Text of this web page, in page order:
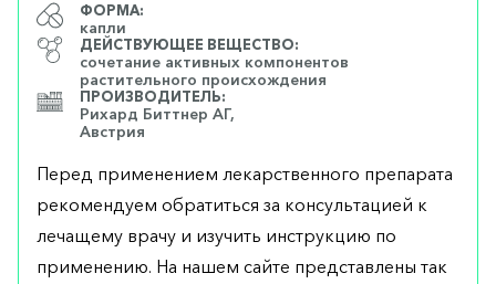
ФОРМА:
капли
ДЕЙСТВУЮЩЕЕ ВЕЩЕСТВО:
сочетание активных компонентов
растительного происхождения
ПРОИЗВОДИТЕЛЬ:
Рихард Биттнер АГ,
Австрия
Перед применением лекарственного препарата
рекомендуем обратиться за консультацией к
лечащему врачу и изучить инструкцию по
применению. На нашем сайте представлены так